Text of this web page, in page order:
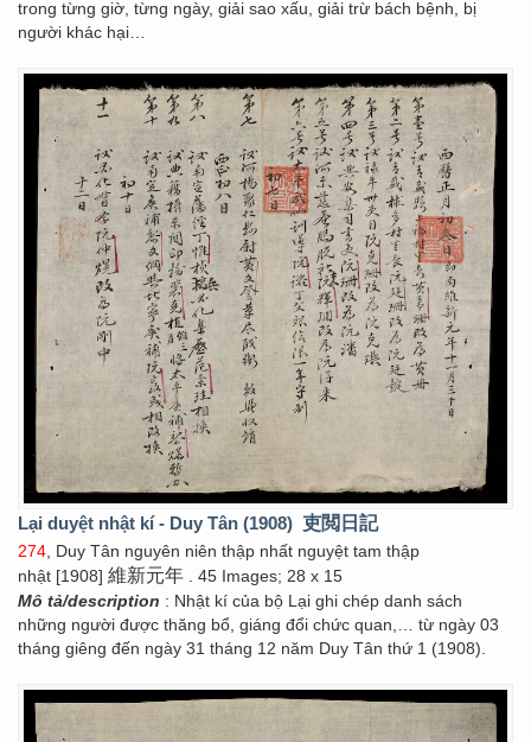
trong từng giờ, từng ngày, giải sao xấu, giải trừ bách bệnh, bị
người khác hại…
Lại duyệt nhật kí - Duy Tân (1908) 吏閲日記
274, Duy Tân nguyên niên thập nhất nguyệt tam thập
nhật [1908] 維新元年 . 45 Images; 28 x 15
Mô tả/description : Nhật kí của bộ Lại ghi chép danh sách
những người được thăng bổ, giáng đổi chức quan,… từ ngày 03
tháng giêng đến ngày 31 tháng 12 năm Duy Tân thứ 1 (1908).